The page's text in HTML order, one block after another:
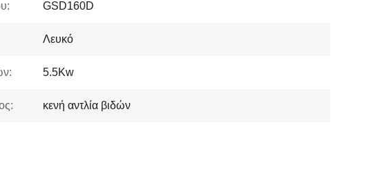
GSD160D
Λευκό
5.5Kw
κενή αντλία βιδών